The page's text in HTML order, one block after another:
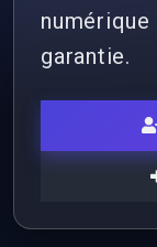
garantie.